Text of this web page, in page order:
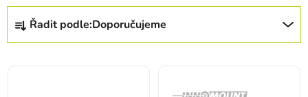
Řazení produktů
Řadit podle:Doporučujeme